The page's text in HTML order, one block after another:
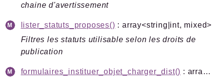
chaine d'avertissement
lister_statuts_proposes() : array<string|int, mixed>
Filtres les statuts utilisable selon les droits de
publication
formulaires_instituer_objet_charger_dist()
: array<string|int, mixed>|bool